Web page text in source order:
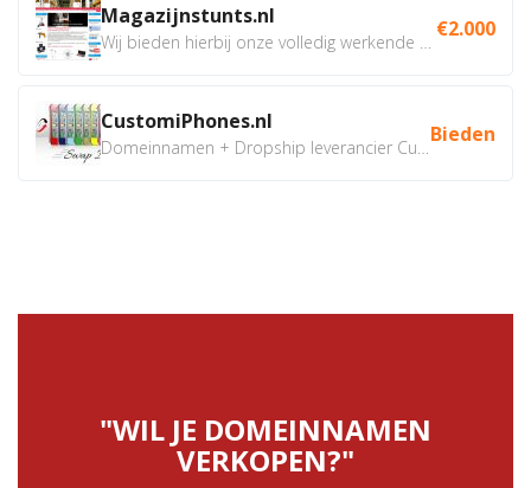
Magazijnstunts.nl €2.000
CustomiPhones.nl Bieden
"WIL JE DOMEINNAMEN
VERKOPEN?"